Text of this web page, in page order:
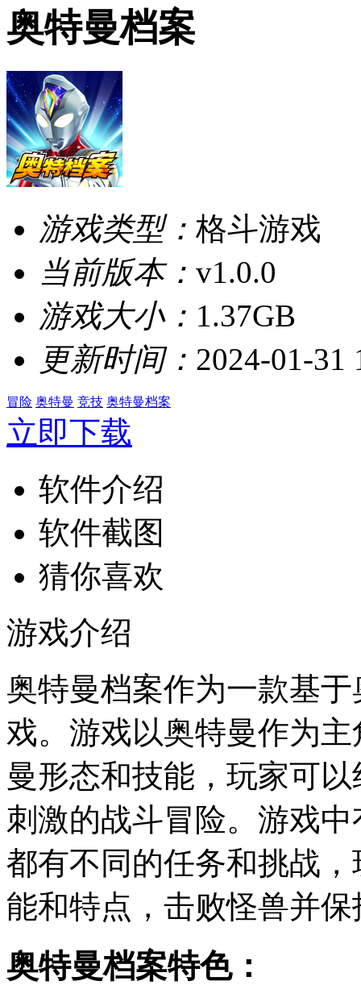
奥特曼档案
游戏类型： 格斗游戏
当前版本： v1.0.0
游戏大小： 1.37GB
更新时间： 2024-01-31
冒险 奥特曼 竞技 奥特曼档案
立即下载
软件介绍
软件截图
猜你喜欢
游戏介绍
奥特曼档案作为一款基
戏。游戏以奥特曼作为
曼形态和技能，玩家可
刺激的战斗冒险。游戏
都有不同的任务和挑战
能和特点，击败怪兽并
奥特曼档案特色：